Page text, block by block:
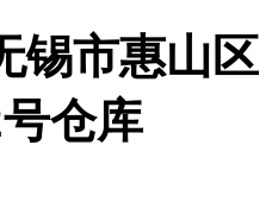
锡市惠山
仓库